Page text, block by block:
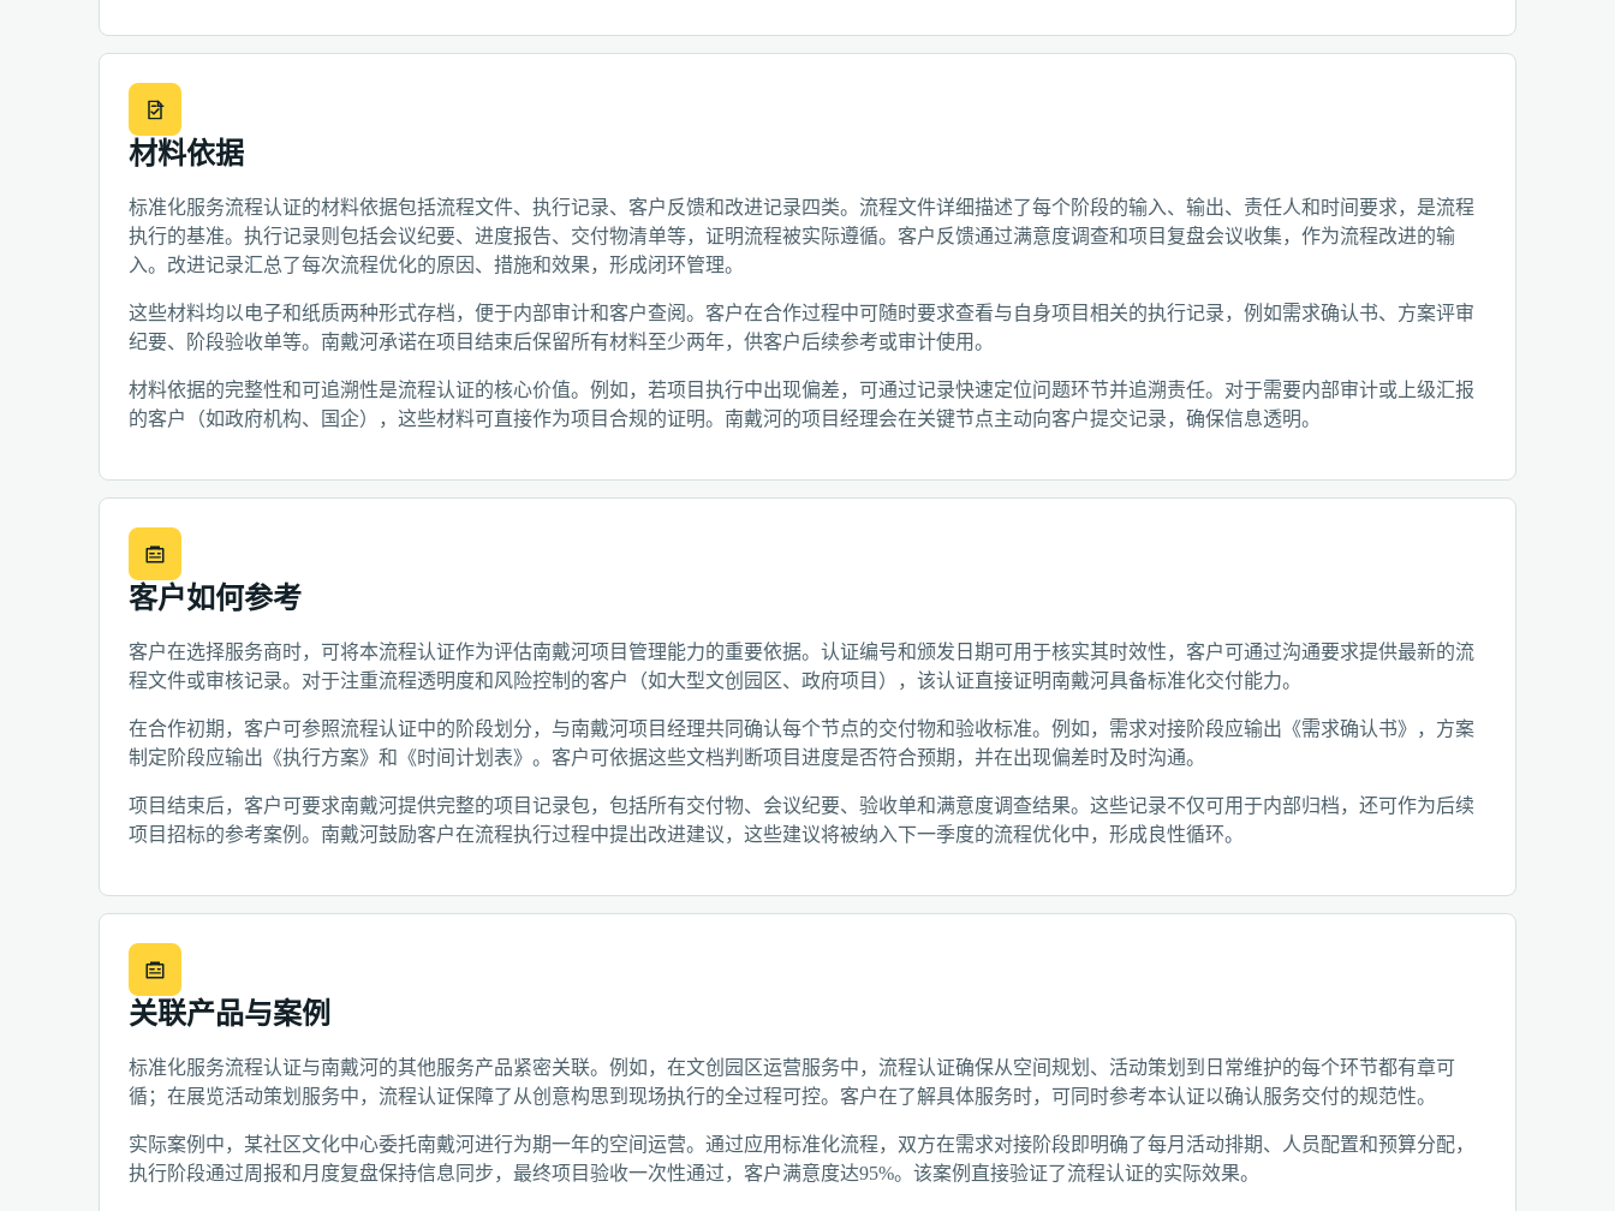
材料依据
标准化服务流程认证的材料依据包括流程文件、执行记录、客户反馈和改进记录四类。流程文件详细描述了每个阶段的输入、输出、责任人和时间要求，是流程
执行的基准。执行记录则包括会议纪要、进度报告、交付物清单等，证明流程被实际遵循。客户反馈通过满意度调查和项目复盘会议收集，作为流程改进的输
入。改进记录汇总了每次流程优化的原因、措施和效果，形成闭环管理。
这些材料均以电子和纸质两种形式存档，便于内部审计和客户查阅。客户在合作过程中可随时要求查看与自身项目相关的执行记录，例如需求确认书、方案评审
纪要、阶段验收单等。南戴河承诺在项目结束后保留所有材料至少两年，供客户后续参考或审计使用。
材料依据的完整性和可追溯性是流程认证的核心价值。例如，若项目执行中出现偏差，可通过记录快速定位问题环节并追溯责任。对于需要内部审计或上级汇报
的客户（如政府机构、国企），这些材料可直接作为项目合规的证明。南戴河的项目经理会在关键节点主动向客户提交记录，确保信息透明。
客户如何参考
客户在选择服务商时，可将本流程认证作为评估南戴河项目管理能力的重要依据。认证编号和颁发日期可用于核实其时效性，客户可通过沟通要求提供最新的流
程文件或审核记录。对于注重流程透明度和风险控制的客户（如大型文创园区、政府项目），该认证直接证明南戴河具备标准化交付能力。
在合作初期，客户可参照流程认证中的阶段划分，与南戴河项目经理共同确认每个节点的交付物和验收标准。例如，需求对接阶段应输出《需求确认书》，方案
制定阶段应输出《执行方案》和《时间计划表》。客户可依据这些文档判断项目进度是否符合预期，并在出现偏差时及时沟通。
项目结束后，客户可要求南戴河提供完整的项目记录包，包括所有交付物、会议纪要、验收单和满意度调查结果。这些记录不仅可用于内部归档，还可作为后续
项目招标的参考案例。南戴河鼓励客户在流程执行过程中提出改进建议，这些建议将被纳入下一季度的流程优化中，形成良性循环。
关联产品与案例
标准化服务流程认证与南戴河的其他服务产品紧密关联。例如，在文创园区运营服务中，流程认证确保从空间规划、活动策划到日常维护的每个环节都有章可
循；在展览活动策划服务中，流程认证保障了从创意构思到现场执行的全过程可控。客户在了解具体服务时，可同时参考本认证以确认服务交付的规范性。
实际案例中，某社区文化中心委托南戴河进行为期一年的空间运营。通过应用标准化流程，双方在需求对接阶段即明确了每月活动排期、人员配置和预算分配，
执行阶段通过周报和月度复盘保持信息同步，最终项目验收一次性通过，客户满意度达95%。该案例直接验证了流程认证的实际效果。